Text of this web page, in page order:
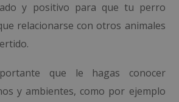
y positivo para que tu perro
relacionarse con otros animales
que le hagas conocer
y ambientes, como por ejemplo